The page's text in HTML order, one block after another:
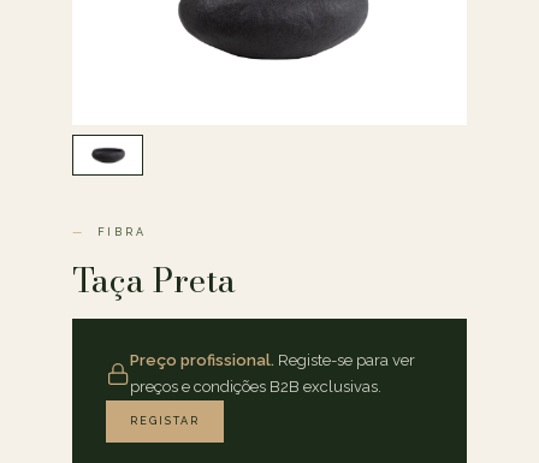
FIBRA
Taça Preta
Preço profissional. Registe-se para ver
preços e condições B2B exclusivas.
REGISTAR